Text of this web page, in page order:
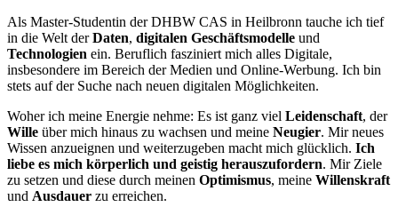
Als Master-Studentin der DHBW CAS in Heilbronn tauche ich tief
in die Welt derDaten, digitalen Geschäftsmodelle und
Technologien ein. Beruflich fasziniert mich alles Digitale,
insbesondere im Bereich der Medien und Online-Werbung. Ich bin
stets auf der Suche nach neuen digitalen Möglichkeiten.
Woher ich meine Energie nehme: Es ist ganz viel Leidenschaft, der
Wille über mich hinaus zu wachsen und meine Neugier. Mir neues
Wissen anzueignen und weiterzugeben macht mich glücklich. Ich
liebe es mich körperlich und geistig herauszufordern. Mir Ziele
zu setzen und diese durch meinen Optimismus, meine Willenskraft
und Ausdauer zu erreichen.